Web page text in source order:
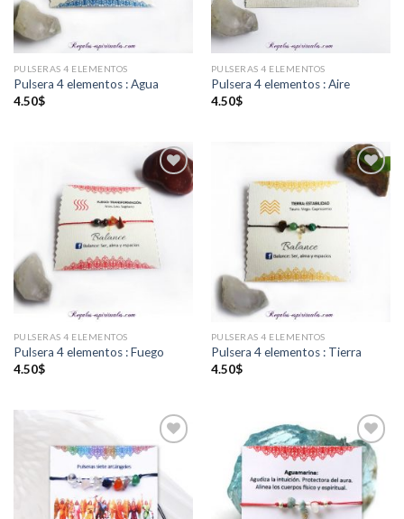
PULSERAS 4 ELEMENTOS
Pulsera 4 elementos : Agua
4.50$
PULSERAS 4 ELEMENTOS
Pulsera 4 elementos : Aire
4.50$
Añadir
a la
lista de
deseos
PULSERAS 4 ELEMENTOS
Pulsera 4 elementos : Fuego
4.50$
Añadir
deseos
PULSERAS 4 ELEMENTOS
Pulsera 4 elementos : Tierra
4.50$
lista de
Añadir
a la
lista de
deseos